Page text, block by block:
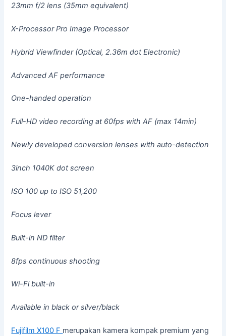
23mm f/2 lens (35mm equivalent)
X-Processor Pro Image Processor
Hybrid Viewfinder (Optical, 2.36m dot Electronic)
Advanced AF performance
One-handed operation
Full-HD video recording at 60fps with AF (max 14min)
Newly developed conversion lenses with auto-detection
3inch 1040K dot screen
ISO 100 up to ISO 51,200
Focus lever
Built-in ND filter
8fps continuous shooting
Wi-Fi built-in
Available in black or silver/black
Fujifilm X100 F merupakan kamera kompak premium yang